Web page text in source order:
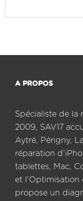
A PROPOS
Spécialiste de la
2009, SAV17
Aytré, Périgny,
réparation
tablettes, Mac,
et l’Optimisation
propose un